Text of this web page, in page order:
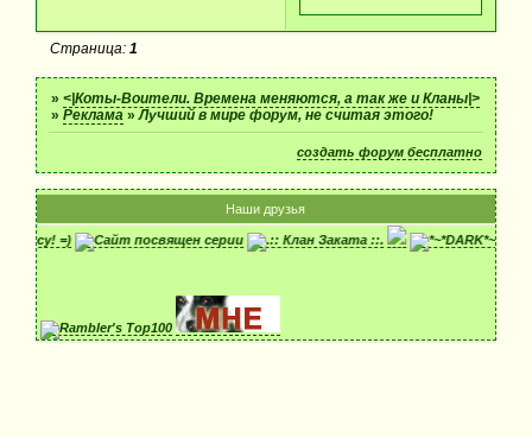
Страница:1
»<|Коты-Воители. Времена меняются, а так же и Кланы|>
»Реклама »Лучший в мире форум, не считая этого!
создать форум бесплатно
Наши друзья